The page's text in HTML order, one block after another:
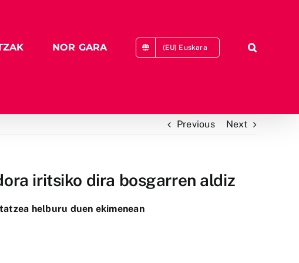
NOR GARA (EU) Euskara
Previous Next
iritsiko dira bosgarren aldiz
helburu duen ekimenean